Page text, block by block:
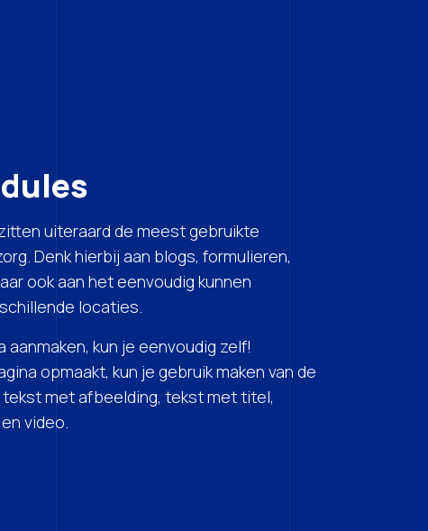
uiteraard de meest gebruikte
Denk hierbij aan blogs, formulieren,
ook aan het eenvoudig kunnen
locaties.
aanmaken, kun je eenvoudig zelf!
opmaakt, kun je gebruik maken van de
met afbeelding, tekst met titel,
video.